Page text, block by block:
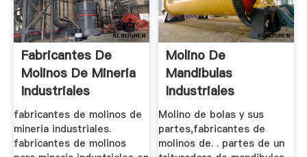
Fabricantes De
Molinos De Mineria
Industriales
fabricantes de molinos de
mineria industriales.
fabricantes de molinos
Molino De
Mandibulas
Industriales
Molino de bolas y sus
partes,fabricantes de
molinos de. . partes de un